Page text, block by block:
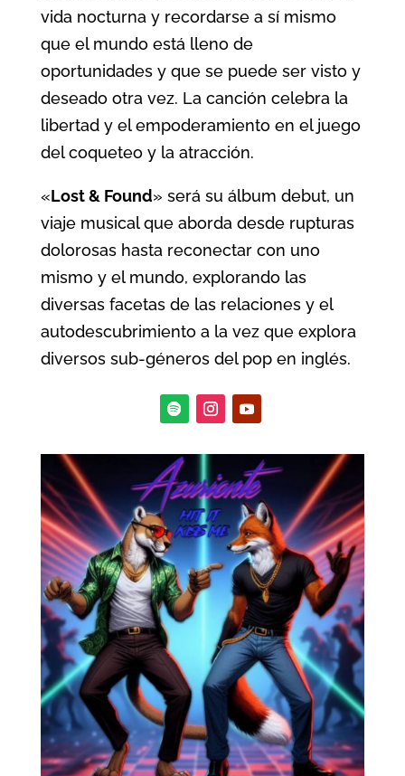
vida nocturna y recordarse a sí mismo
que el mundo está lleno de
oportunidades y que se puede ser visto y
deseado otra vez. La canción celebra la
libertad y el empoderamiento en el juego
del coqueteo y la atracción.
«Lost & Found» será su álbum debut, un
viaje musical que aborda desde rupturas
dolorosas hasta reconectar con uno
mismo y el mundo, explorando las
diversas facetas de las relaciones y el
autodescubrimiento a la vez que explora
diversos sub-géneros del pop en inglés.